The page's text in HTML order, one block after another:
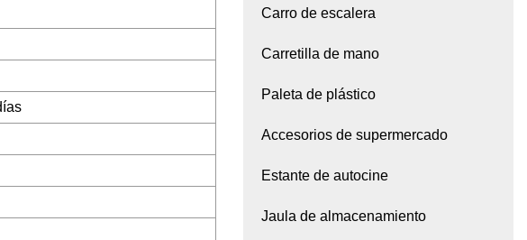
Carro de escalera
Carretilla de mano
Paleta de plástico
Accesorios de supermercado
Estante de autocine
Jaula de almacenamiento